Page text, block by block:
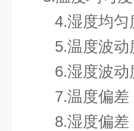
4.湿度均匀
5.温度波动
6.湿度波动
7.温度偏差
8.湿度偏差